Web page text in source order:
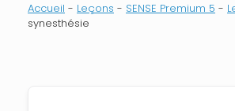
Accueil - Leçons - SENSE Premium 5 -
synesthésie